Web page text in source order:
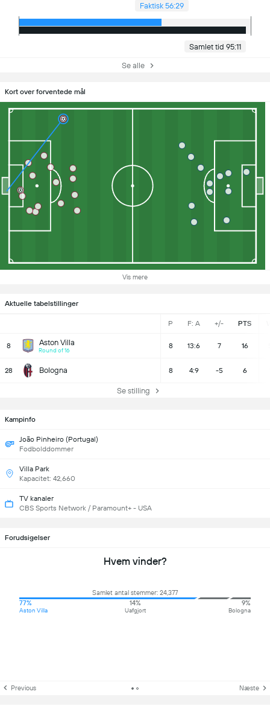
Faktisk 56:29
Samlet tid 95:11
Se alle
Kort over forventede mål
Vis mere
Aktuelle tabelstillinger
P F: A +/- PTS
8 Aston Villa
Round of 16
8 13:6 7 16
28 Bologna 8 4:9 -5 6
Se stilling
Kampinfo
João Pinheiro (Portugal)
Fodbolddommer
Villa Park
Kapacitet: 42,660
TV kanaler
CBS Sports Network / Paramount+ - USA
Forudsigelser
Hvem vinder?
Samlet antal stemmer: 24,377
77%
Aston Villa
14%
Uafgjort
9%
Bologna
Previous Næste